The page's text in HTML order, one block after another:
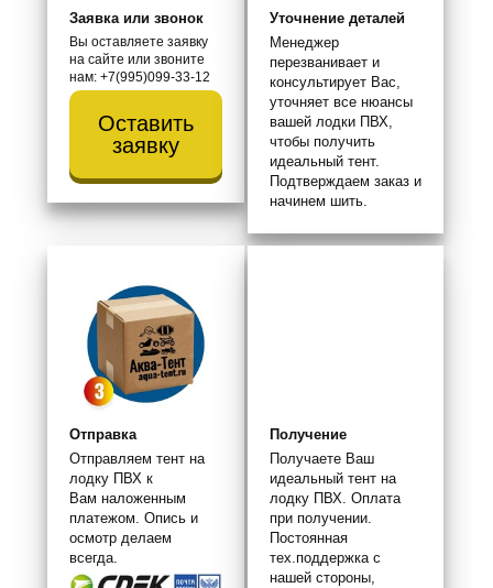
Заявка или звонок
Вы оставляете заявку
на сайте или звоните
нам: +7(995)099-33-12
Оставить
заявку
Уточнение деталей
Менеджер
перезванивает и
консультирует Вас,
уточняет все нюансы
вашей лодки ПВХ,
чтобы получить
идеальный тент.
Подтверждаем заказ и
начинем шить.
Отправка
Отправляем тент на
лодку ПВХ к
Вам наложенным
платежом. Опись и
осмотр делаем
всегда.
Получение
Получаете Ваш
идеальный тент на
лодку ПВХ. Оплата
при получении.
Постоянная
тех.поддержка с
нашей стороны,